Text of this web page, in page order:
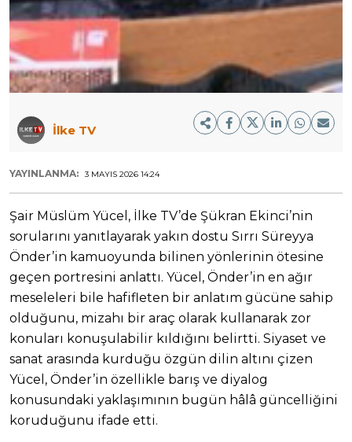
İlke TV
YAYINLANMA: 3 MAYIS 2026 14:24
Şair Müslüm Yücel, İlke TV’de Şükran Ekinci’nin
sorularını yanıtlayarak yakın dostu Sırrı Süreyya
Önder’in kamuoyunda bilinen yönlerinin ötesine
geçen portresini anlattı. Yücel, Önder’in en ağır
meseleleri bile hafifleten bir anlatım gücüne sahip
olduğunu, mizahı bir araç olarak kullanarak zor
konuları konuşulabilir kıldığını belirtti. Siyaset ve
sanat arasında kurduğu özgün dilin altını çizen
Yücel, Önder’in özellikle barış ve diyalog
konusundaki yaklaşımının bugün hâlâ güncelliğini
koruduğunu ifade etti.